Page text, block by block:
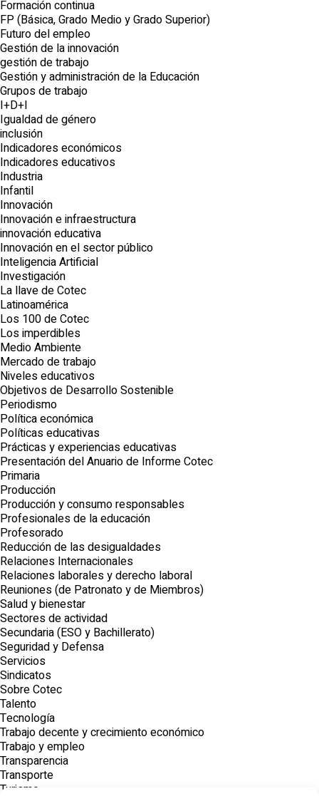
Formación continua
FP (Básica, Grado Medio y Grado Superior)
Futuro del empleo
Gestión de la innovación
gestión de trabajo
Gestión y administración de la Educación
Grupos de trabajo
I+D+I
Igualdad de género
inclusión
Indicadores económicos
Indicadores educativos
Industria
Infantil
Innovación
Innovación e infraestructura
innovación educativa
Innovación en el sector público
Inteligencia Artificial
Investigación
La llave de Cotec
Latinoamérica
Los 100 de Cotec
Los imperdibles
Medio Ambiente
Mercado de trabajo
Niveles educativos
Objetivos de Desarrollo Sostenible
Periodismo
Política económica
Políticas educativas
Prácticas y experiencias educativas
Presentación del Anuario de Informe Cotec
Primaria
Producción
Producción y consumo responsables
Profesionales de la educación
Profesorado
Reducción de las desigualdades
Relaciones Internacionales
Relaciones laborales y derecho laboral
Reuniones (de Patronato y de Miembros)
Salud y bienestar
Sectores de actividad
Secundaria (ESO y Bachillerato)
Seguridad y Defensa
Servicios
Sindicatos
Sobre Cotec
Talento
Tecnología
Trabajo decente y crecimiento económico
Trabajo y empleo
Transparencia
Transporte
Turismo